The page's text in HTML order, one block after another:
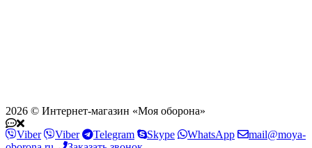
2026 © Интернет-магазин «Моя оборона»
Viber
Viber Telegram Skype WhatsApp
mail@moya-